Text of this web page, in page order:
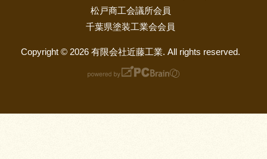
松戸商工会議所会員
千葉県塗装工業会会員
Copyright © 2026 有限会社近藤工業. All rights reserved.